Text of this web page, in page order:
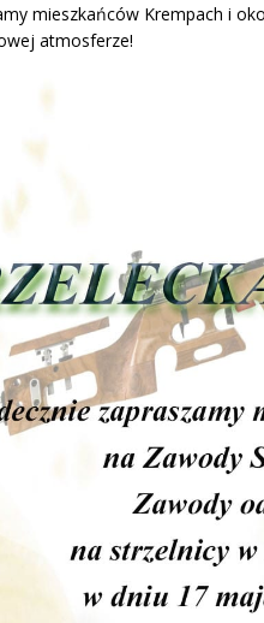
mieszkańców Krempach i
atmosferze!